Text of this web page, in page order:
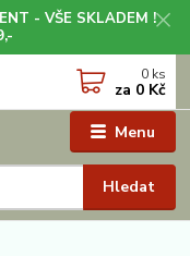
- VŠE SKLADEM !
Menu
Hledat
0 ks
za 0 Kč